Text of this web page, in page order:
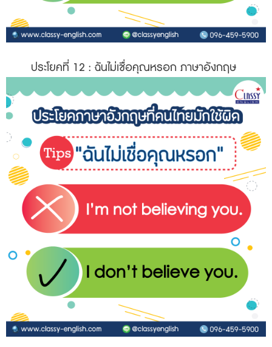
ประโยคที่ 12 : ฉันไม่เชื่อคุณหรอก ภาษาอังกฤษ